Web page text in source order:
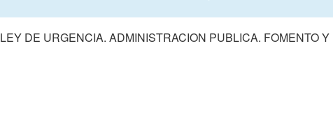
LEY DE URGENCIA. ADMINISTRACION PUBLICA. FOMENTO